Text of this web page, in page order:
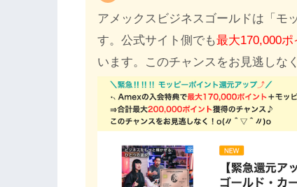
アメックスビジネスゴールドは「モ
す。公式サイト側でも最大170,000ポ
います。このチャンスをお見逃しな